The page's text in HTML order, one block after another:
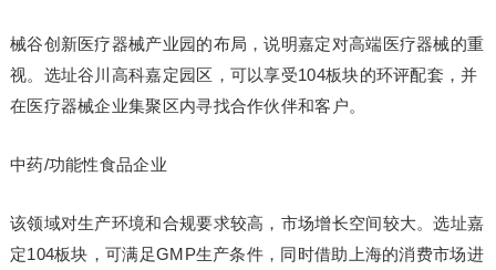
械谷创新医疗器械产业园的布局，说明嘉定对高端医疗器械的重
视。选址谷川高科嘉定园区，可以享受104板块的环评配套，并
在医疗器械企业集聚区内寻找合作伙伴和客户。
中药/功能性食品企业
该领域对生产环境和合规要求较高，市场增长空间较大。选址嘉
定104板块，可满足GMP生产条件，同时借助上海的消费市场进